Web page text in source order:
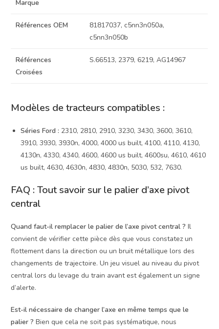
Marque
Références OEM
81817037, c5nn3n050a,
c5nn3n050b
Références
Croisées
S.66513, 2379, 6219, AG14967
Modèles de tracteurs compatibles :
Séries Ford : 2310, 2810, 2910, 3230, 3430, 3600, 3610,
3910, 3930, 3930n, 4000, 4000 us built, 4100, 4110, 4130,
4130n, 4330, 4340, 4600, 4600 us built, 4600su, 4610, 4610
us built, 4630, 4630n, 4830, 4830n, 5030, 532, 7630.
FAQ : Tout savoir sur le palier d’axe pivot
central
Quand faut-il remplacer le palier de l’axe pivot central ? Il
convient de vérifier cette pièce dès que vous constatez un
flottement dans la direction ou un bruit métallique lors des
changements de trajectoire. Un jeu visuel au niveau du pivot
central lors du levage du train avant est également un signe
d’alerte.
Est-il nécessaire de changer l’axe en même temps que le
palier ? Bien que cela ne soit pas systématique, nous